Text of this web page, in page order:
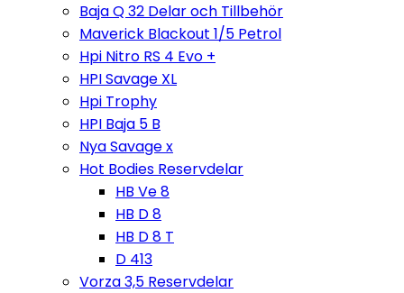
Baja Q 32 Delar och Tillbehör
Maverick Blackout 1/5 Petrol
Hpi Nitro RS 4 Evo +
HPI Savage XL
Hpi Trophy
HPI Baja 5 B
Nya Savage x
Hot Bodies Reservdelar
HB Ve 8
HB D 8
HB D 8 T
D 413
Vorza 3,5 Reservdelar